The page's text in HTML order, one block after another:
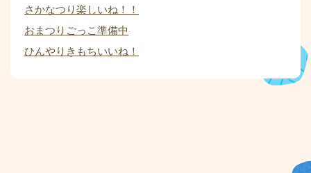
さかなつり楽しいね！！
おまつりごっこ準備中
ひんやりきもちいいね！